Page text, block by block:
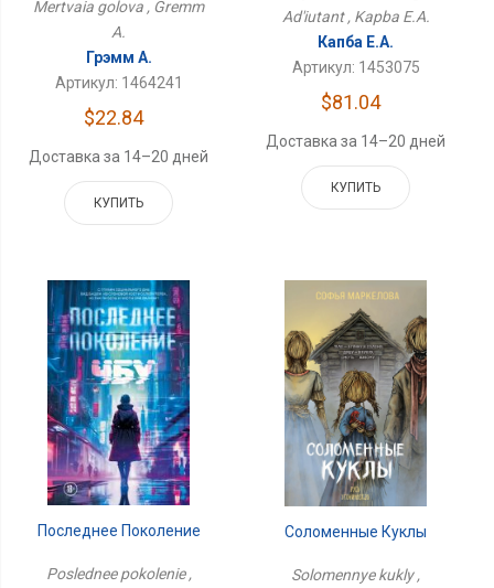
Mertvaia golova , Gremm
A.
Грэмм А.
Артикул: 1464241
$22.84
Доставка за 14–20 дней
КУПИТЬ
Ad'iutant , Kapba E.A.
Капба Е.А.
Артикул: 1453075
$81.04
Доставка за 14–20 дней
КУПИТЬ
Последнее Поколение
Poslednee pokolenie ,
Соломенные Куклы
Solomennye kukly ,